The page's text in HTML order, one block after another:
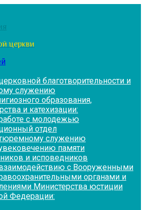
церкви
благотворительности и
служению
образования,
и катехизации:
с молодежью
отдел
служению
памяти
и исповедников
с Вооруженными
органами и
Министерства юстиции
Федерации: